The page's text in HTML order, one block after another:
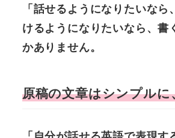
「話せるようになりたいなら
けるようになりたいなら、書
かありません。
原稿の文章はシンプルに